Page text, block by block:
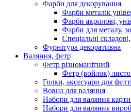
Фарби для декорування
Фарби металік
Фарби акрилові,
Фарби для металу,
Спеціальні
Фурнітура декоративна
Валяння, фетр
Фетр різноманітний
Фетр (войлок)
Голки, аксесуари для
Вовна для валяння
Набори для валяння
Набори для валяння